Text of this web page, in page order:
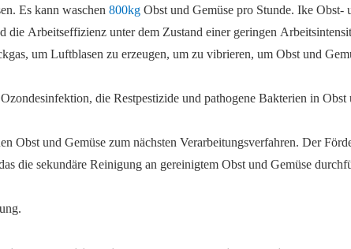
Es kann waschen 800kg Obst und Gemüse pro Stunde. Ike Obst-
Arbeitseffizienz unter dem Zustand einer geringen
um Luftblasen zu erzeugen, um zu vibrieren, um Obst und
die Restpestizide und pathogene Bakterien in
Obst und Gemüse zum nächsten Verarbeitungsverfahren. Der
die sekundäre Reinigung an gereinigtem Obst und Gemüse